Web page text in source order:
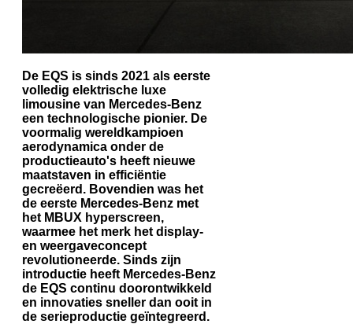
De EQS is sinds 2021 als eerste
volledig elektrische luxe
limousine van Mercedes-Benz
een technologische pionier. De
voormalig wereldkampioen
aerodynamica onder de
productieauto's heeft nieuwe
maatstaven in efficiëntie
gecreëerd. Bovendien was het
de eerste Mercedes-Benz met
het MBUX hyperscreen,
waarmee het merk het display-
en weergaveconcept
revolutioneerde. Sinds zijn
introductie heeft Mercedes-Benz
de EQS continu doorontwikkeld
en innovaties sneller dan ooit in
de serieproductie geïntegreerd.